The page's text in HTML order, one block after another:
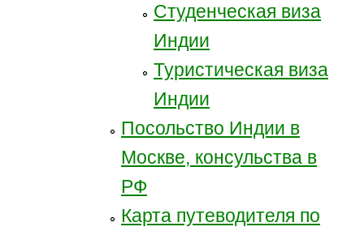
Студенческая виза
Индии
Туристическая виза
Индии
Посольство Индии в
Москве, консульства в
РФ
Карта путеводителя по